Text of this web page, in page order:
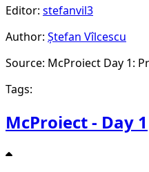
Editor: stefanvil3
Author: Ștefan Vîlcescu
Source: McProiect Day 1:
Tags:
McProiect - Day 1